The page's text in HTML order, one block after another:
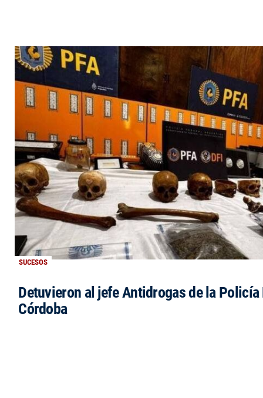
SUCESOS
Detuvieron al jefe Antidrogas de la Policía
Córdoba